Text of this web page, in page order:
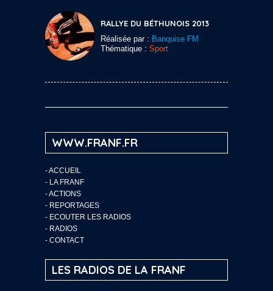
RALLYE DU BÉTHUNOIS 2013
Réalisée par : Banquise FM
Thématique : Sport
WWW.FRANF.FR
-ACCUEIL
- LA FRANF
-ACTIONS
- REPORTAGES
- ECOUTER LES RADIOS
- RADIOS
- CONTACT
LES RADIOS DE LA FRANF